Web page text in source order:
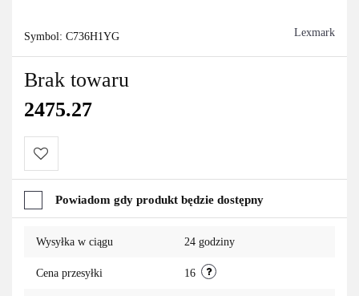
Symbol: C736H1YG Lexmark
Brak towaru
2475.27
Do
Powiadom gdy produkt będzie dostępny
Wysyłka w ciągu 24 godziny
Cena przesyłki 16